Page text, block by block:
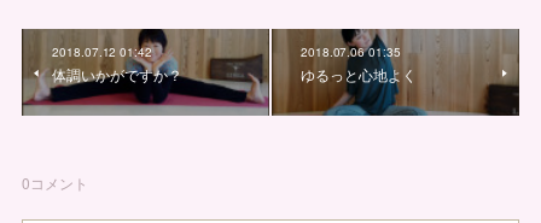
2018.07.12 01:42
体調いかがですか？
2018.07.06 01:35
ゆるっと心地よく
0コメント